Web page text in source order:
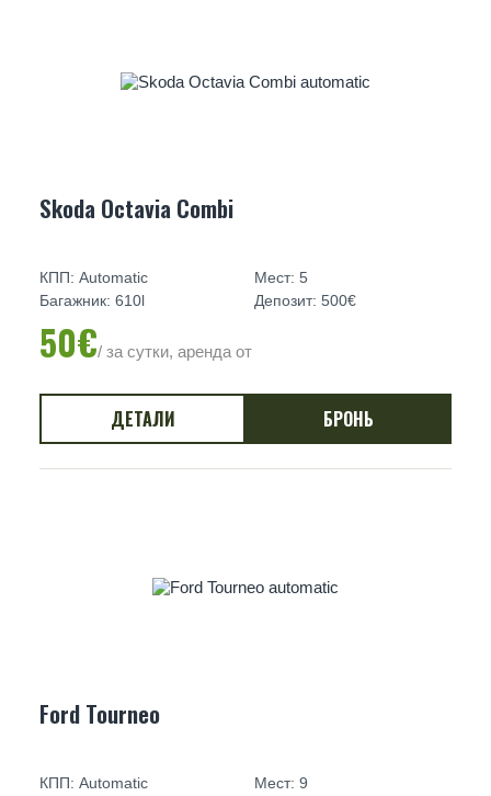
Skoda Octavia Combi
КПП: Automatic
Мест: 5
Багажник: 610l
Депозит: 500€
50€/ за сутки, аренда от
ДЕТАЛИ БРОНЬ
Ford Tourneo
КПП: Automatic
Мест: 9